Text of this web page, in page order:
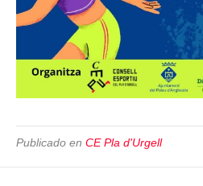
Publicado en CE Pla d'Urgell